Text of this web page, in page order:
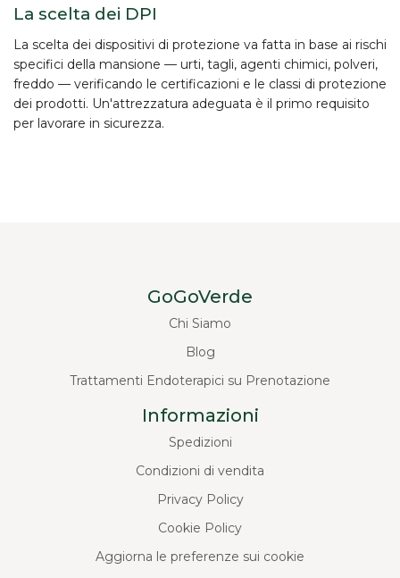
La scelta dei DPI
La scelta dei dispositivi di protezione va fatta in base ai rischi
specifici della mansione — urti, tagli, agenti chimici, polveri,
freddo — verificando le certificazioni e le classi di protezione
dei prodotti. Un'attrezzatura adeguata è il primo requisito
per lavorare in sicurezza.
GoGoVerde
Chi Siamo
Blog
Trattamenti Endoterapici su Prenotazione
Informazioni
Spedizioni
Condizioni di vendita
Privacy Policy
Cookie Policy
Aggiorna le preferenze sui cookie